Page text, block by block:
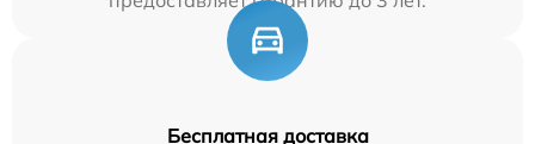
Бесплатная доставка